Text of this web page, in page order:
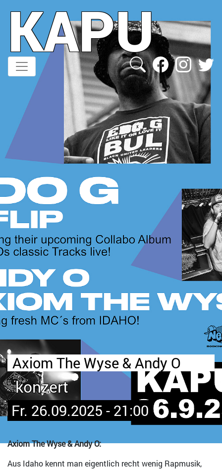
Inhalt
KAPU
Axiom The Wyse & Andy O
konzert
Fr. 26.09.2025 - 21:00
Axiom The Wyse & Andy O:
Aus Idaho kennt man eigentlich recht wenig Rapmusik,